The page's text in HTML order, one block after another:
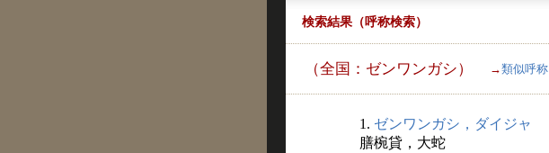
検索結果（呼称検索）
（全国：ゼンワンガシ） →類似呼称
1. ゼンワンガシ，ダイジャ
膳椀貸，大蛇